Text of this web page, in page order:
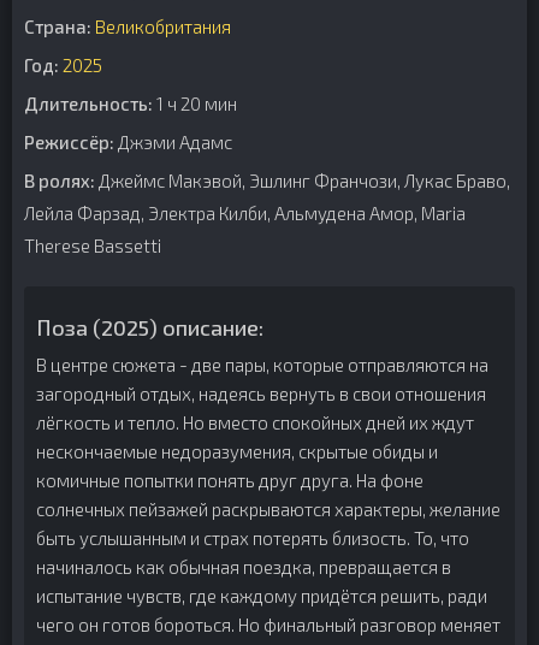
Страна: Великобритания
Год: 2025
Длительность: 1 ч 20 мин
Режиссёр: Джэми Адамс
В ролях: Джеймс Макэвой, Эшлинг Франчози, Лукас Браво,
Лейла Фарзад, Электра Килби, Альмудена Амор, Maria
Therese Bassetti
Поза (2025) описание:
В центре сюжета - две пары, которые отправляются на
загородный отдых, надеясь вернуть в свои отношения
лёгкость и тепло. Но вместо спокойных дней их ждут
нескончаемые недоразумения, скрытые обиды и
комичные попытки понять друг друга. На фоне
солнечных пейзажей раскрываются характеры, желание
быть услышанным и страх потерять близость. То, что
начиналось как обычная поездка, превращается в
испытание чувств, где каждому придётся решить, ради
чего он готов бороться. Но финальный разговор меняет